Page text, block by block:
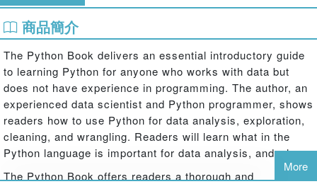
商品簡介
The Python Book delivers an essential introductory guide
to learning Python for anyone who works with data but
does not have experience in programming. The author, an
experienced data scientist and Python programmer, shows
readers how to use Python for data analysis, exploration,
cleaning, and wrangling. Readers will learn what in the
Python language is important for data analysis, and why.
The Python Book offers readers a thorough and
More